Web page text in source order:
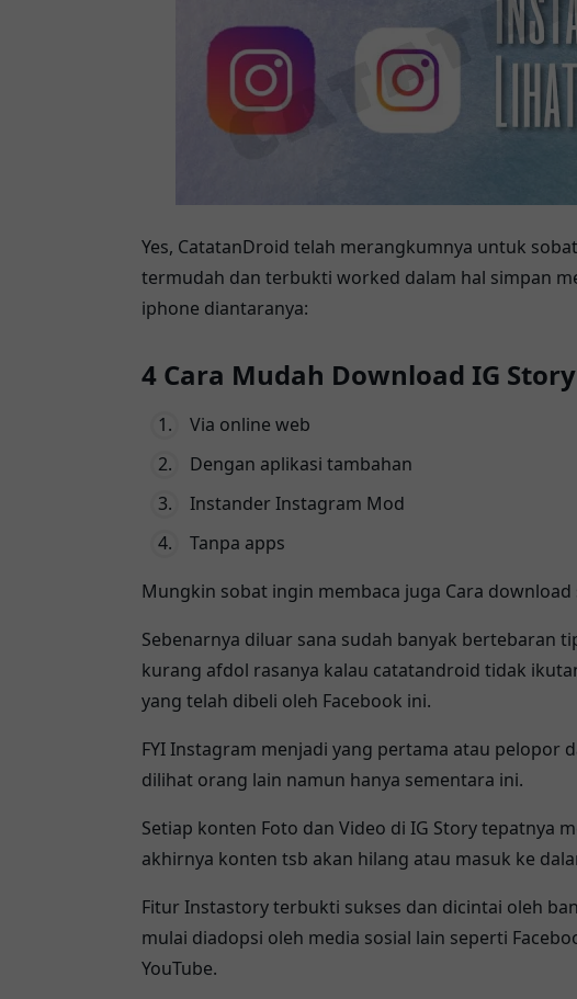
Yes, CatatanDroid telah merangkumnya untuk
termudah dan terbukti worked dalam hal simpan
iphone diantaranya:
4 Cara Mudah Download IG Story
Via online web
Dengan aplikasi tambahan
Instander Instagram Mod
Tanpa apps
Mungkin sobat ingin membaca juga Cara
Sebenarnya diluar sana sudah banyak bertebaran
kurang afdol rasanya kalau catatandroid tidak
yang telah dibeli oleh Facebook ini.
FYI Instagram menjadi yang pertama atau pelopor
dilihat orang lain namun hanya sementara ini.
Setiap konten Foto dan Video di IG Story tepatnya
akhirnya konten tsb akan hilang atau masuk ke
Fitur Instastory terbukti sukses dan dicintai oleh
mulai diadopsi oleh media sosial lain seperti
YouTube.